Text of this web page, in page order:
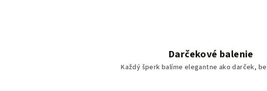
Darčekové balenie
Každý šperk balíme elegantne ako darček,